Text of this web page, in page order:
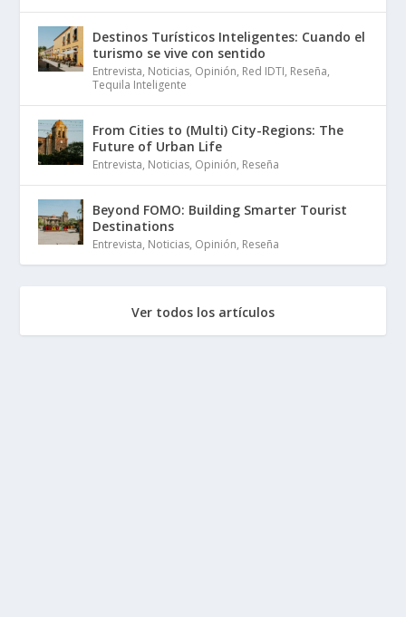
Destinos Turísticos Inteligentes: Cuando el
turismo se vive con sentido
Entrevista, Noticias, Opinión, Red IDTI, Reseña,
Tequila Inteligente
From Cities to (Multi) City-Regions: The
Future of Urban Life
Entrevista, Noticias, Opinión, Reseña
Beyond FOMO: Building Smarter Tourist
Destinations
Entrevista, Noticias, Opinión, Reseña
Ver todos los artículos